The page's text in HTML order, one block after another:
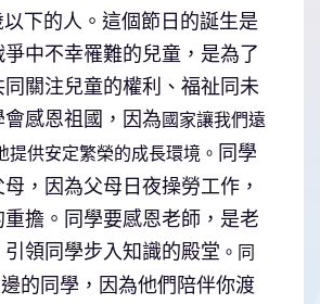
以下的人。這個節日的誕生是
中不幸罹難的兒童，是為了
關注兒童的權利、福祉同未
感恩祖國，因為國家讓我們遠
提供安定繁榮的成長環境。 同學
，因為父母日夜操勞工作，
擔。 同學要感恩老師，是老
領同學步入知識的殿堂 。同
的同學，因為他們陪伴你渡